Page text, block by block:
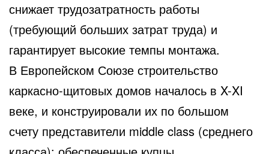
снижает трудозатратность работы
(требующий больших затрат труда) и
гарантирует высокие темпы монтажа.
В Европейском Союзе строительство
каркасно-щитовых домов началось в X-XI
веке, и конструировали их по большом
счету представители middle class (среднего